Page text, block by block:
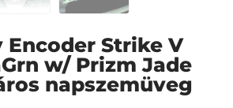
Encoder Strike V
w/ Prizm Jade
napszemüveg